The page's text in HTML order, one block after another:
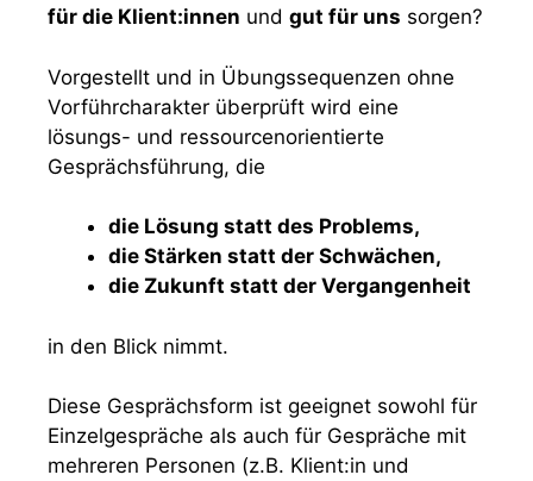
für die Klient:innen und gut für uns sorgen?
Vorgestellt und in Übungssequenzen ohne
Vorführcharakter überprüft wird eine
lösungs- und ressourcenorientierte
Gesprächsführung, die
die Lösung statt des Problems,
die Stärken statt der Schwächen,
die Zukunft statt der Vergangenheit
in den Blick nimmt.
Diese Gesprächsform ist geeignet sowohl für
Einzelgespräche als auch für Gespräche mit
mehreren Personen (z.B. Klient:in und